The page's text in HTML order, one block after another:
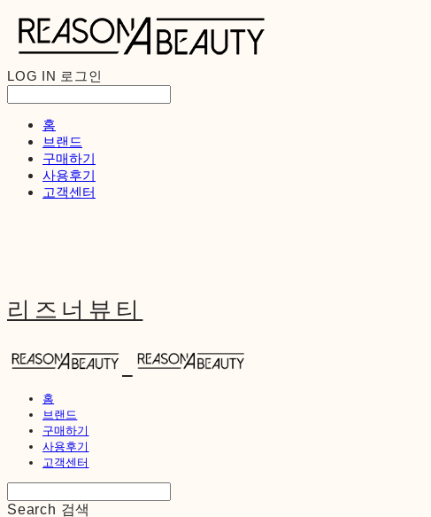
LOG IN 로그인
홈
브랜드
구매하기
사용후기
고객센터
리즈너뷰티
홈
브랜드
구매하기
사용후기
고객센터
Search 검색